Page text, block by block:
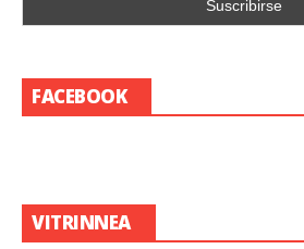
FACEBOOK
VITRINNEA